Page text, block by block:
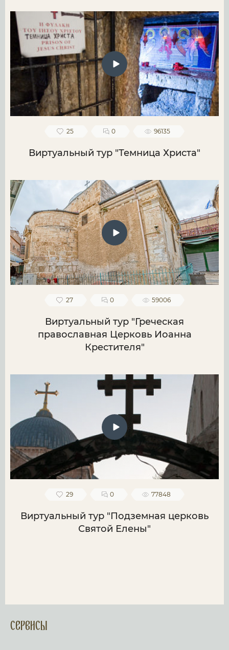
25 0 96135
Виртуальный тур "Темница Христа"
27 0 59006
Виртуальный тур "Греческая
православная Церковь Иоанна
Крестителя"
29 0 77848
Виртуальный тур "Подземная церковь
Святой Елены"
Сервисы